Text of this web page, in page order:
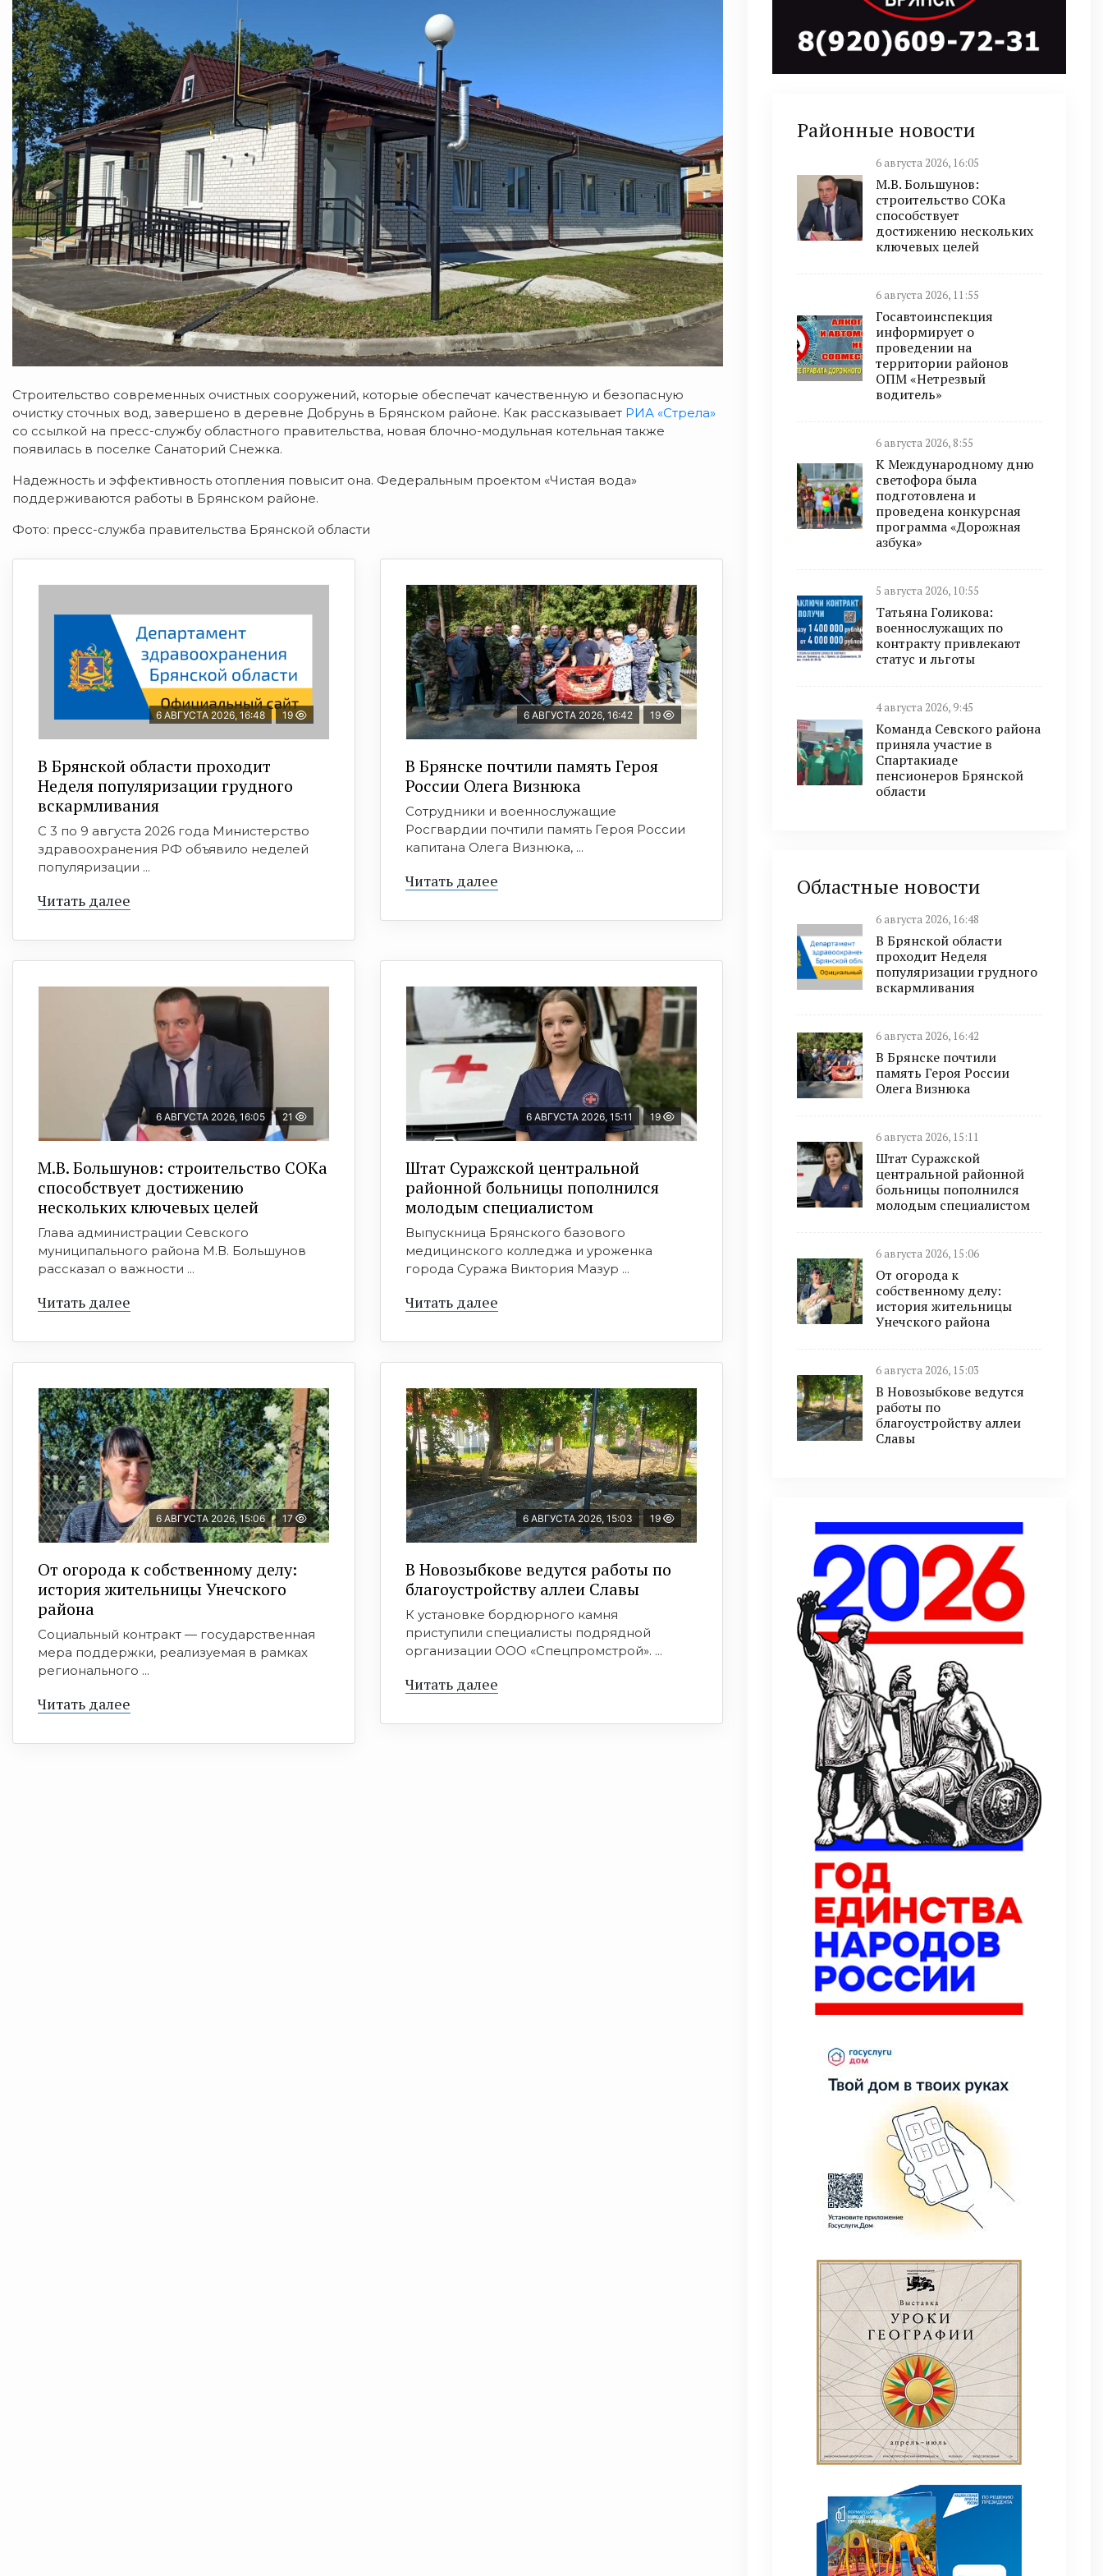
Строительство современных очистных сооружений, которые обеспечат качественную и безопасную
очистку сточных вод, завершено в деревне Добрунь в Брянском районе. Как рассказывает РИА «Стрела»
со ссылкой на пресс-службу областного правительства, новая блочно-модульная котельная также
появилась в поселке Санаторий Снежка.
Надежность и эффективность отопления повысит она. Федеральным проектом «Чистая вода»
поддерживаются работы в Брянском районе.
Фото: пресс-служба правительства Брянской области
6 АВГУСТА 2026, 16:48 19
В Брянской области проходит
Неделя популяризации грудного
вскармливания
С 3 по 9 августа 2026 года Министерство
здравоохранения РФ объявило неделей
популяризации ...
Читать далее
6 АВГУСТА 2026, 16:42 19
В Брянске почтили память Героя
России Олега Визнюка
Сотрудники и военнослужащие
Росгвардии почтили память Героя России
капитана Олега Визнюка, ...
Читать далее
6 АВГУСТА 2026, 16:05 21
М.В. Большунов: строительство СОКа
способствует достижению
нескольких ключевых целей
Глава администрации Севского
муниципального района М.В. Большунов
рассказал о важности ...
Читать далее
6 АВГУСТА 2026, 15:11 19
Штат Суражской центральной
районной больницы пополнился
молодым специалистом
Выпускница Брянского базового
медицинского колледжа и уроженка
города Суража Виктория Мазур ...
Читать далее
6 АВГУСТА 2026, 15:06 17
От огорода к собственному делу:
история жительницы Унечского
района
Социальный контракт — государственная
мера поддержки, реализуемая в рамках
регионального ...
Читать далее
6 АВГУСТА 2026, 15:03 19
В Новозыбкове ведутся работы по
благоустройству аллеи Славы
К установке бордюрного камня
приступили специалисты подрядной
организации ООО «Спецпромстрой». ...
Читать далее
Районные новости
6 августа 2026, 16:05
М.В. Большунов:
строительство СОКа
способствует
достижению нескольких
ключевых целей
6 августа 2026, 11:55
Госавтоинспекция
информирует о
проведении на
территории районов
ОПМ «Нетрезвый
водитель»
6 августа 2026, 8:55
К Международному дню
светофора была
подготовлена и
проведена конкурсная
программа «Дорожная
азбука»
5 августа 2026, 10:55
Татьяна Голикова:
военнослужащих по
контракту привлекают
статус и льготы
4 августа 2026, 9:45
Команда Севского района
приняла участие в
Спартакиаде
пенсионеров Брянской
области
Областные новости
6 августа 2026, 16:48
В Брянской области
проходит Неделя
популяризации грудного
вскармливания
6 августа 2026, 16:42
В Брянске почтили
память Героя России
Олега Визнюка
6 августа 2026, 15:11
Штат Суражской
центральной районной
больницы пополнился
молодым специалистом
6 августа 2026, 15:06
От огорода к
собственному делу:
история жительницы
Унечского района
6 августа 2026, 15:03
В Новозыбкове ведутся
работы по
благоустройству аллеи
Славы